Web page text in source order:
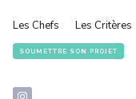
Les Chefs Les Critères
SOUMETTRE SON PROJET